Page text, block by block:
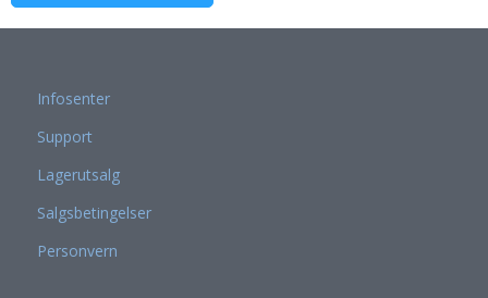
Infosenter
Support
Lagerutsalg
Salgsbetingelser
Personvern